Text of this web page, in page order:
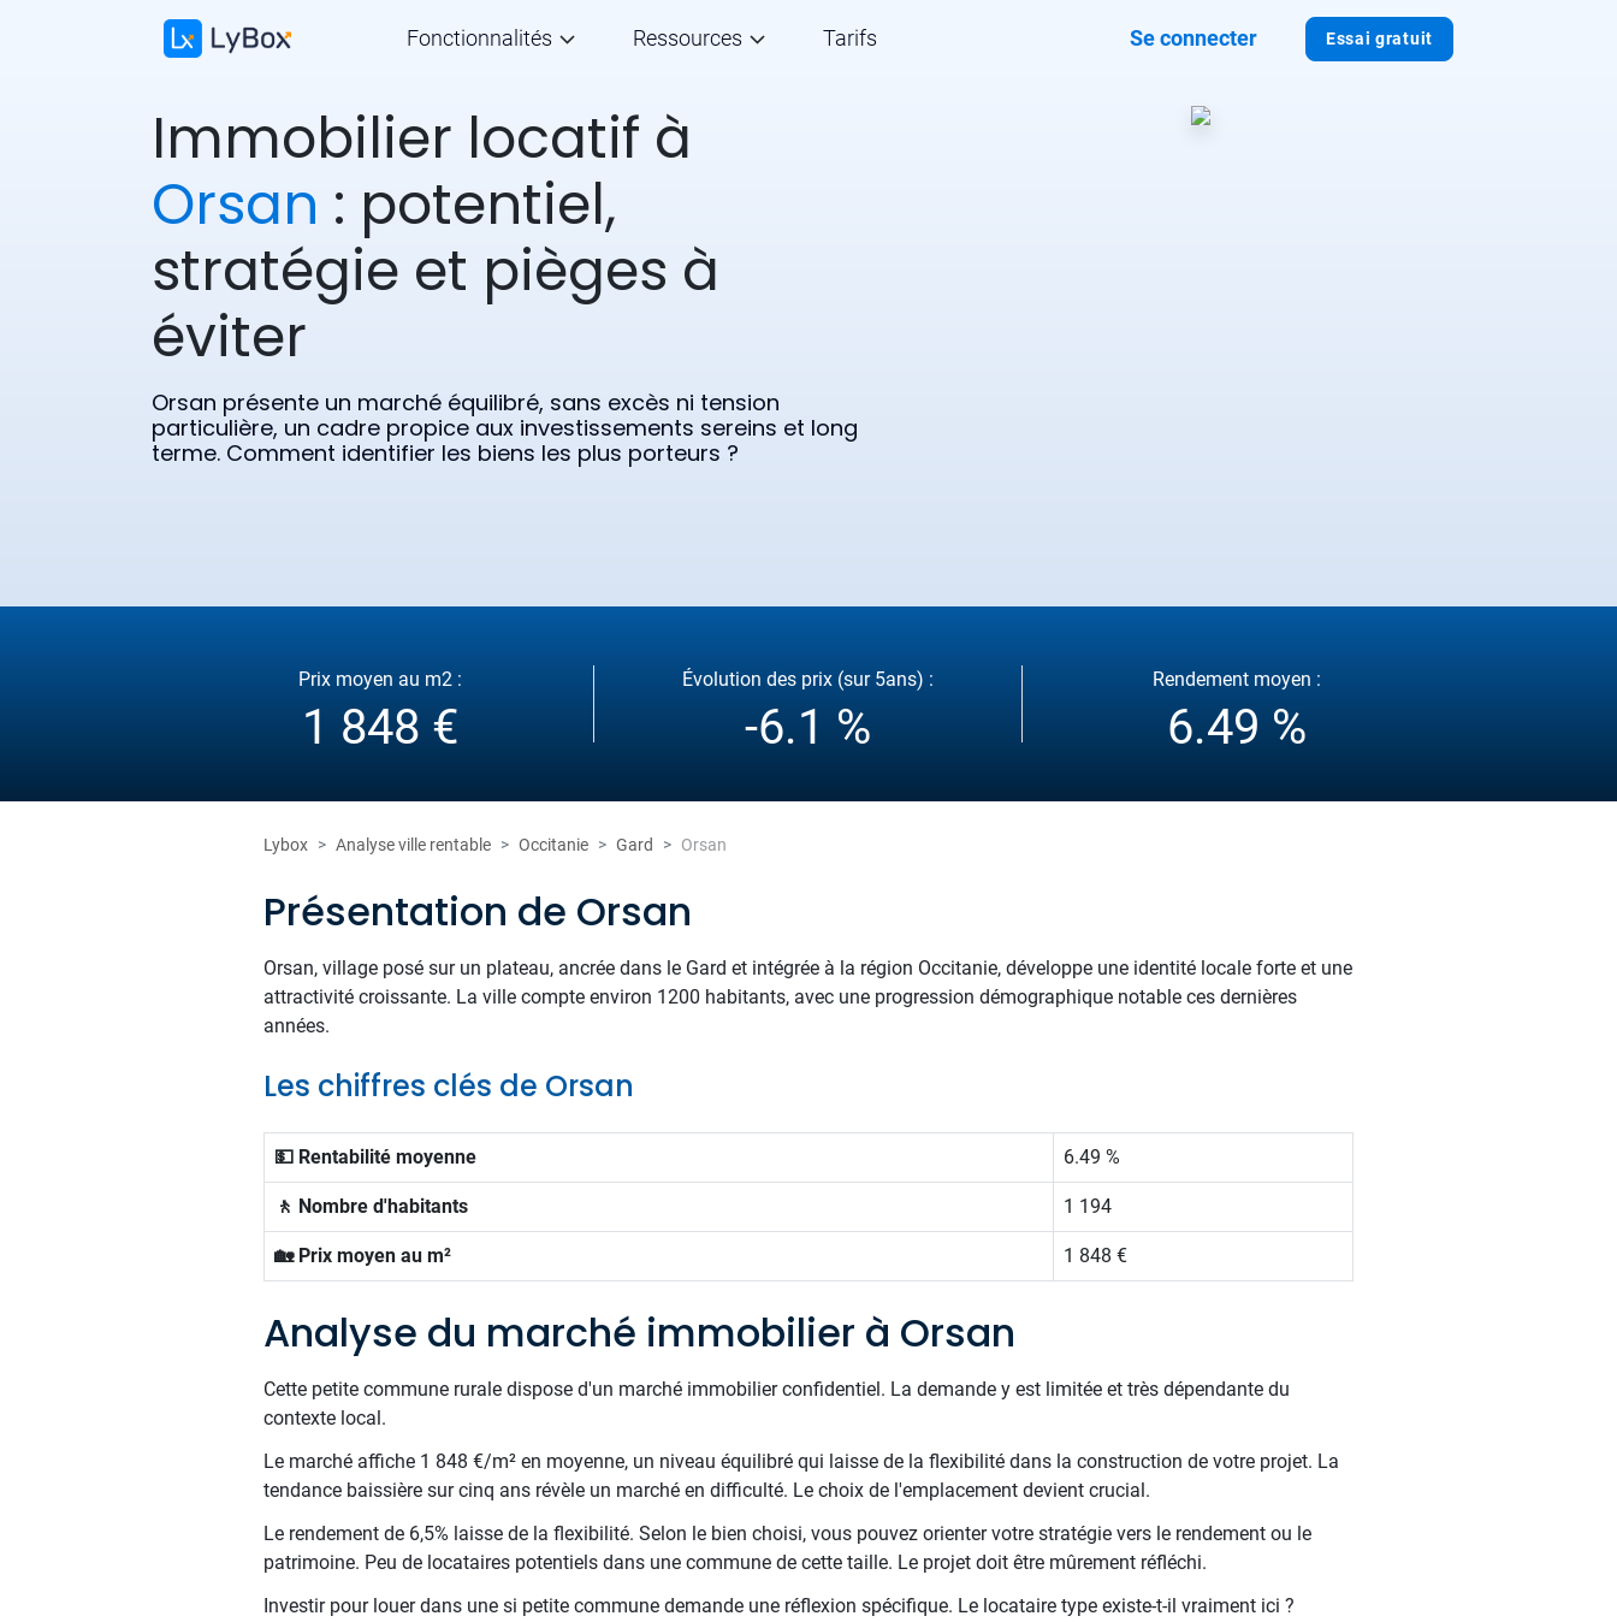
Essai gratuit
Fonctionnalités Ressources Tarifs Se connecter
Immobilier locatif à
Orsan : potentiel,
stratégie et pièges à
éviter
Orsan présente un marché équilibré, sans excès ni tension
particulière, un cadre propice aux investissements sereins et long
terme. Comment identifier les biens les plus porteurs ?
Prix moyen au m2 :
1 848 €
Évolution des prix (sur 5ans) :
-6.1 %
Rendement moyen :
6.49 %
Lybox Analyse ville rentable Occitanie Gard Orsan
Présentation de Orsan
Orsan, village posé sur un plateau, ancrée dans le Gard et intégrée à la région Occitanie, développe une identité locale forte et une
attractivité croissante. La ville compte environ 1200 habitants, avec une progression démographique notable ces dernières
années.
Les chiffres clés de Orsan
💵 Rentabilité moyenne 6.49 %
🚶 Nombre d'habitants 1 194
🏡 Prix moyen au m² 1 848 €
Analyse du marché immobilier à Orsan
Cette petite commune rurale dispose d'un marché immobilier confidentiel. La demande y est limitée et très dépendante du
contexte local.
Le marché affiche 1 848 €/m² en moyenne, un niveau équilibré qui laisse de la flexibilité dans la construction de votre projet. La
tendance baissière sur cinq ans révèle un marché en difficulté. Le choix de l'emplacement devient crucial.
Le rendement de 6,5% laisse de la flexibilité. Selon le bien choisi, vous pouvez orienter votre stratégie vers le rendement ou le
patrimoine. Peu de locataires potentiels dans une commune de cette taille. Le projet doit être mûrement réfléchi.
Investir pour louer dans une si petite commune demande une réflexion spécifique. Le locataire type existe-t-il vraiment ici ?